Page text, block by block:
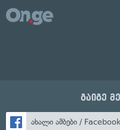
გაიგე
ახალი ამბები / Facebook